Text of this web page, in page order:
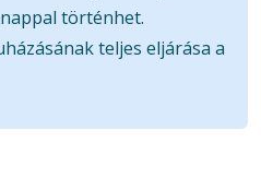
történhet.
teljes eljárása a